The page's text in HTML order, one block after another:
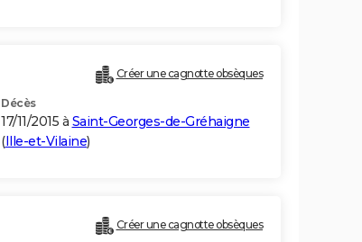
Créer une cagnotte obsèques
Décès
17/11/2015 à Saint-Georges-de-Gréhaigne
(Ille-et-Vilaine)
Créer une cagnotte obsèques